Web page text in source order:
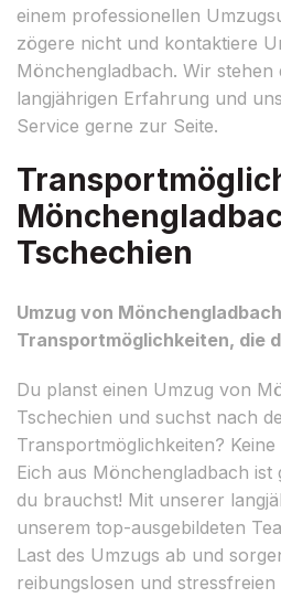
einem professionellen
zögere nicht und kontaktiere
Mönchengladbach. Wir stehen
langjährigen Erfahrung und
Service gerne zur Seite.
Tschechien
Umzug von
Transportmöglichkeiten, die
Du planst einen Umzug von
Tschechien und suchst nach
Transportmöglichkeiten?
Eich aus Mönchengladbach
du brauchst! Mit unserer
unserem top-ausgebildeten
Last des Umzugs ab und
reibungslosen und